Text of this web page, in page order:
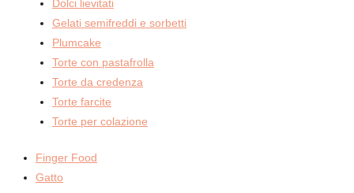
Dolci lievitati
Gelati semifreddi e sorbetti
Plumcake
Torte con pastafrolla
Torte da credenza
Torte farcite
Torte per colazione
Finger Food
Gatto